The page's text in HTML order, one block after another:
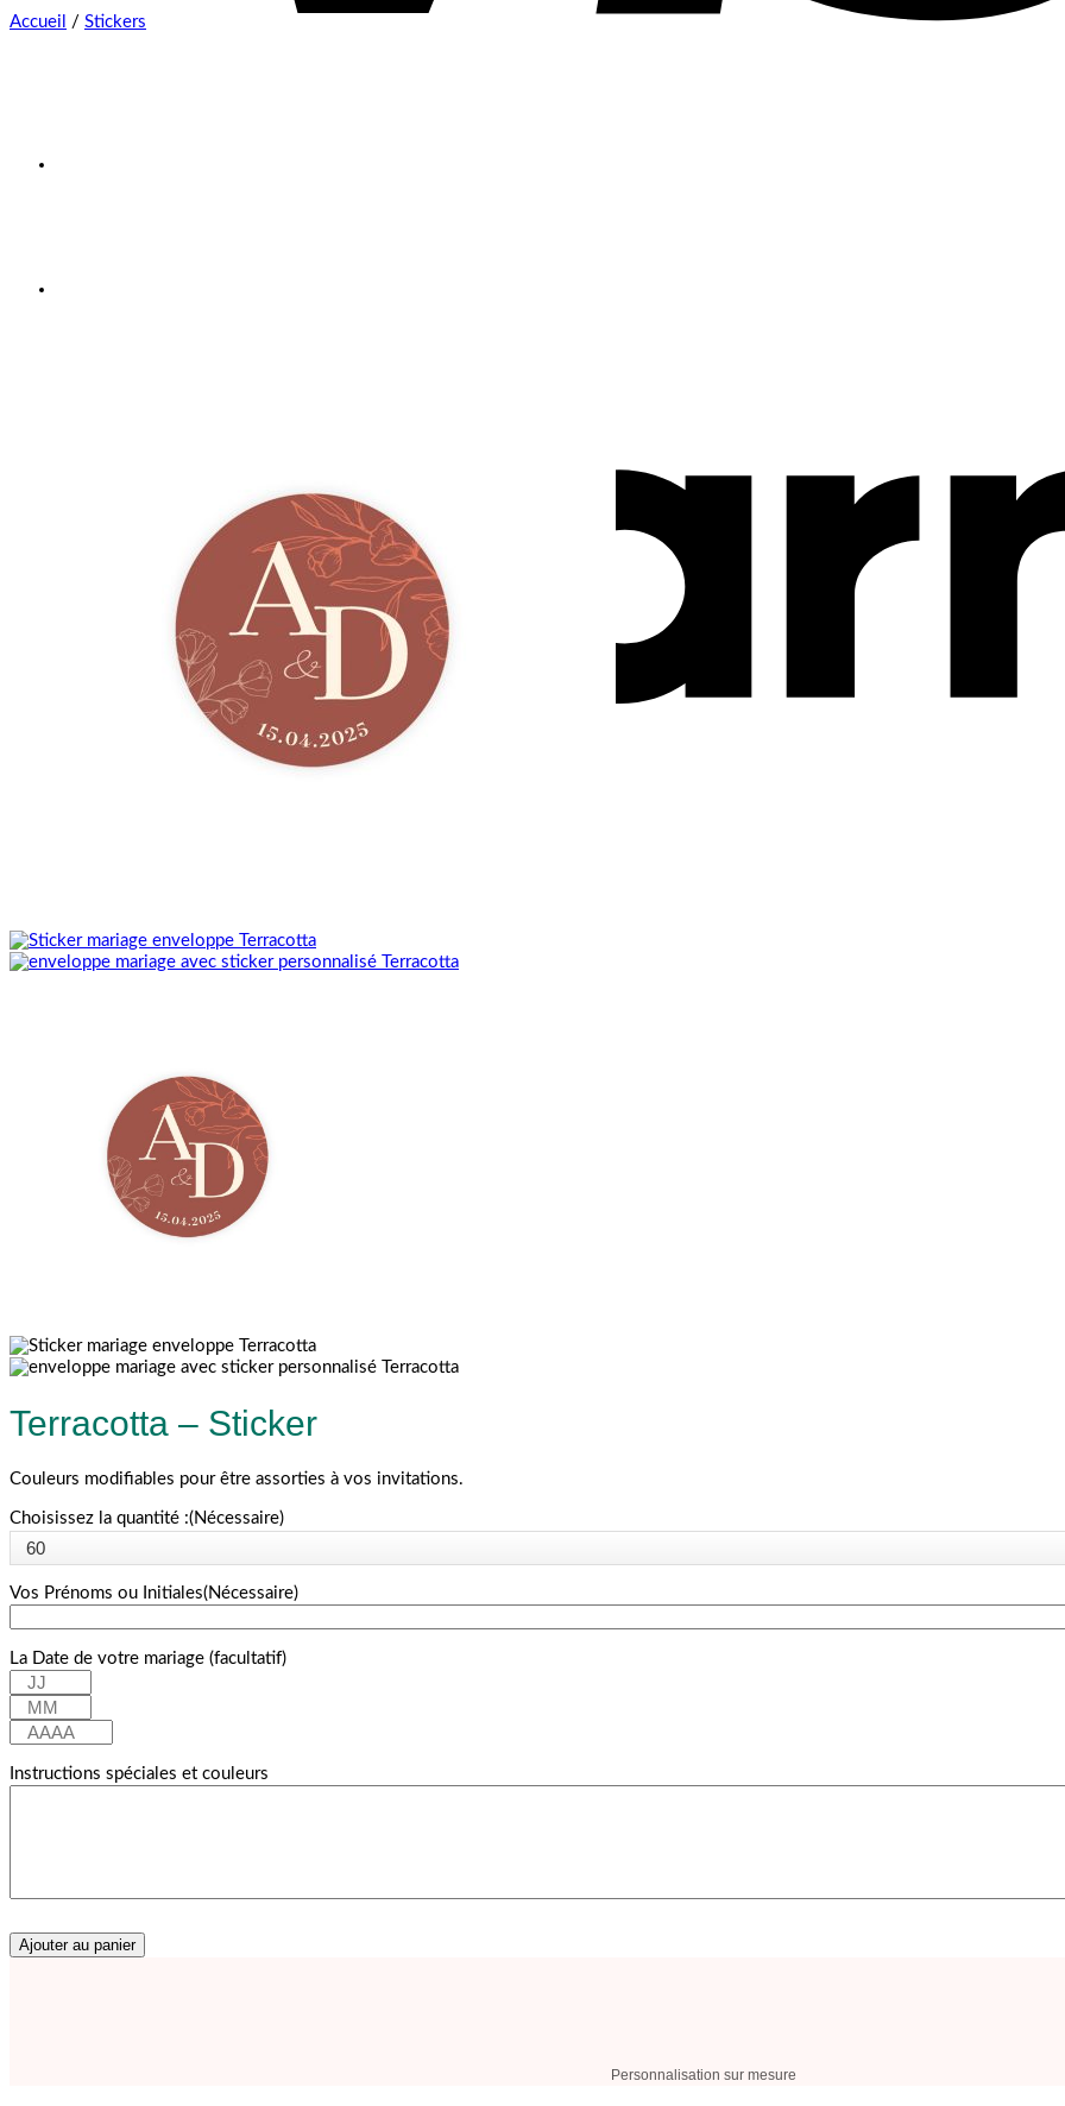
Accueil / Stickers
Terracotta – Sticker
Couleurs modifiables pour être assorties à vos invitations.
Choisissez la quantité :(Nécessaire)
Vos Prénoms ou Initiales(Nécessaire)
La Date de votre mariage (facultatif)
Instructions spéciales et couleurs
Ajouter au panier
Personnalisation sur mesure